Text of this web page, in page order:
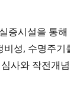
증시설을 통해
비성, 수명주기
사와 작전개